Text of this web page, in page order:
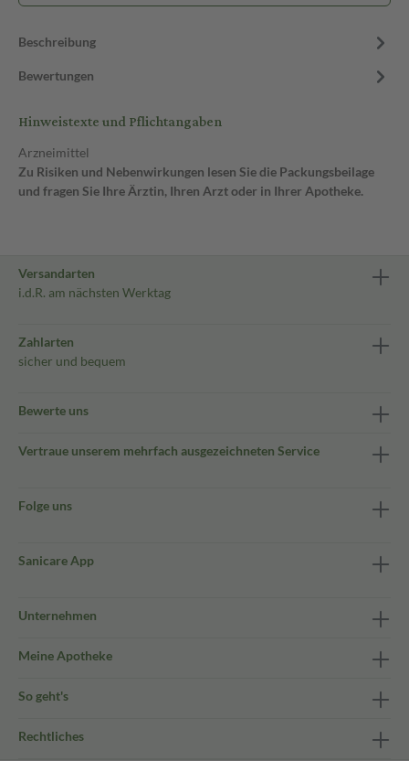
Beschreibung
Bewertungen
Hinweistexte und Pflichtangaben
Arzneimittel
Zu Risiken und Nebenwirkungen lesen Sie die Packungsbeilage
und fragen Sie Ihre Ärztin, Ihren Arzt oder in Ihrer Apotheke.
Versandarten
i.d.R. am nächsten Werktag
Zahlarten
sicher und bequem
Bewerte uns
Vertraue unserem mehrfach ausgezeichneten Service
Folge uns
Sanicare App
Unternehmen
Meine Apotheke
So geht's
Rechtliches